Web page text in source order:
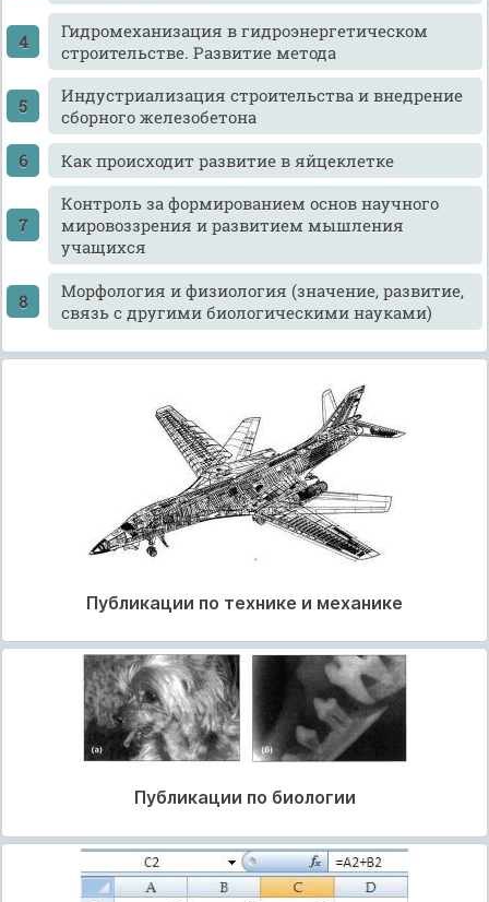
Гидромеханизация в гидроэнергетическом
строительстве. Развитие метода
Индустриализация строительства и внедрение
сборного железобетона
Как происходит развитие в яйцеклетке
Контроль за формированием основ научного
мировоззрения и развитием мышления
учащихся
Морфология и физиология (значение, развитие,
связь с другими биологическими науками)
Публикации по технике и механике
Публикации по биологии